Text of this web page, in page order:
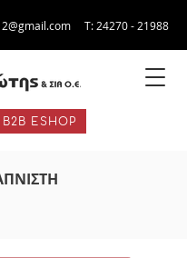
Τ: 24270 - 21988
B2B ESHOP